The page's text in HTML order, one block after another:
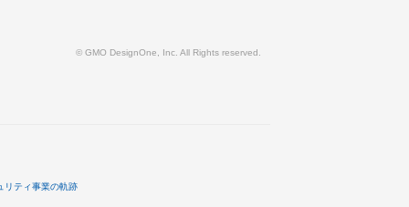
© GMO DesignOne, Inc. All Rights reserved.
リティ事業の軌跡